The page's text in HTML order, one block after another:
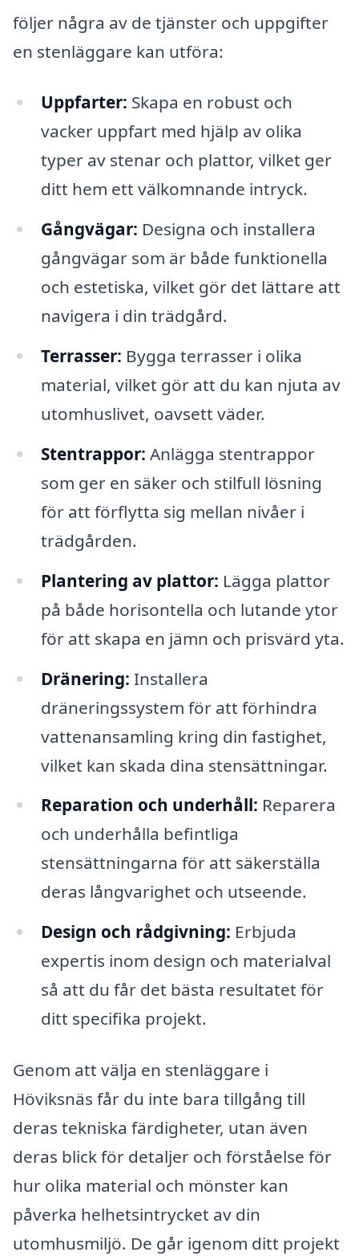
följer några av de tjänster och uppgifter
en stenläggare kan utföra:
Uppfarter: Skapa en robust och
vacker uppfart med hjälp av olika
typer av stenar och plattor, vilket ger
ditt hem ett välkomnande intryck.
Gångvägar: Designa och installera
gångvägar som är både funktionella
och estetiska, vilket gör det lättare att
navigera i din trädgård.
Terrasser: Bygga terrasser i olika
material, vilket gör att du kan njuta av
utomhuslivet, oavsett väder.
Stentrappor: Anlägga stentrappor
som ger en säker och stilfull lösning
för att förflytta sig mellan nivåer i
trädgården.
Plantering av plattor: Lägga plattor
på både horisontella och lutande ytor
för att skapa en jämn och prisvärd yta.
Dränering: Installera
dräneringssystem för att förhindra
vattenansamling kring din fastighet,
vilket kan skada dina stensättningar.
Reparation och underhåll: Reparera
och underhålla befintliga
stensättningarna för att säkerställa
deras långvarighet och utseende.
Design och rådgivning: Erbjuda
expertis inom design och materialval
så att du får det bästa resultatet för
ditt specifika projekt.
Genom att välja en stenläggare i
Höviksnäs får du inte bara tillgång till
deras tekniska färdigheter, utan även
deras blick för detaljer och förståelse för
hur olika material och mönster kan
påverka helhetsintrycket av din
utomhusmiljö. De går igenom ditt projekt